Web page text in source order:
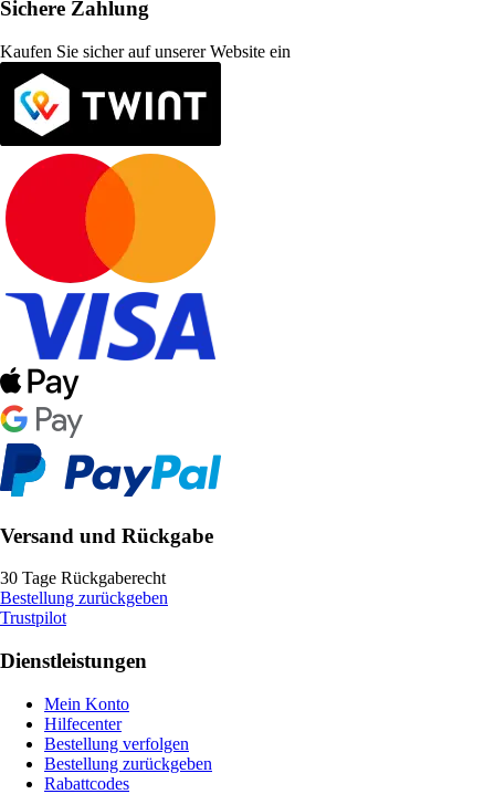
Sichere Zahlung
Kaufen Sie sicher auf unserer Website ein
Versand und Rückgabe
30 Tage Rückgaberecht
Bestellung zurückgeben
Trustpilot
Dienstleistungen
Mein Konto
Hilfecenter
Bestellung verfolgen
Bestellung zurückgeben
Rabattcodes